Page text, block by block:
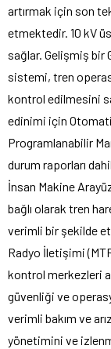
artırmak için son
etmektedir. 10 kV
sağlar. Gelişmiş bir
sistemi, tren
kontrol edilmesini
edinimi için
Programlanabilir
durum raporları
İnsan Makine
bağlı olarak tren
verimli bir şekilde
Radyo İletişimi
kontrol merkezleri
güvenliği ve
verimli bakım ve
yönetimini ve